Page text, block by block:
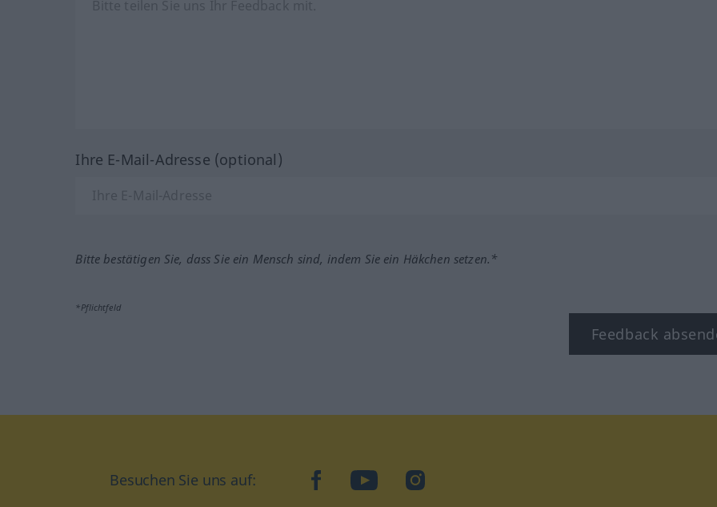
Ihre E-Mail-Adresse (optional)
Bitte bestätigen Sie, dass Sie ein Mensch sind, indem Sie ein Häkchen setzen.*
*Pflichtfeld
Feedback
Besuchen Sie uns auf: facebookYouTubeInstagram